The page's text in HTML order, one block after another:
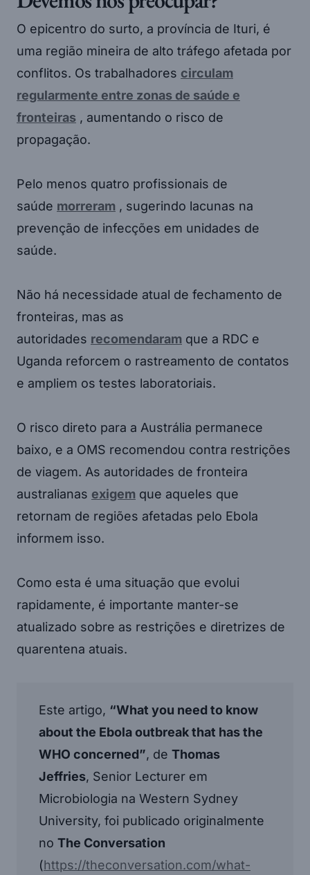
O epicentro do surto, a província de Ituri, é
uma região mineira de alto tráfego afetada por
conflitos. Os trabalhadores circulam
regularmente entre zonas de saúde e
fronteiras , aumentando o risco de
propagação.
Pelo menos quatro profissionais de
saúde morreram , sugerindo lacunas na
prevenção de infecções em unidades de
saúde.
Não há necessidade atual de fechamento de
fronteiras, mas as
autoridades recomendaram que a RDC e
Uganda reforcem o rastreamento de contatos
e ampliem os testes laboratoriais.
O risco direto para a Austrália permanece
baixo, e a OMS recomendou contra restrições
de viagem. As autoridades de fronteira
australianas exigem que aqueles que
retornam de regiões afetadas pelo Ebola
informem isso.
Como esta é uma situação que evolui
rapidamente, é importante manter-se
atualizado sobre as restrições e diretrizes de
quarentena atuais.
Este artigo, “What you need to know
about the Ebola outbreak that has the
WHO concerned”, de Thomas
Jeffries, Senior Lecturer em
Microbiologia na Western Sydney
University, foi publicado originalmente
no The Conversation
(https://theconversation.com/what-